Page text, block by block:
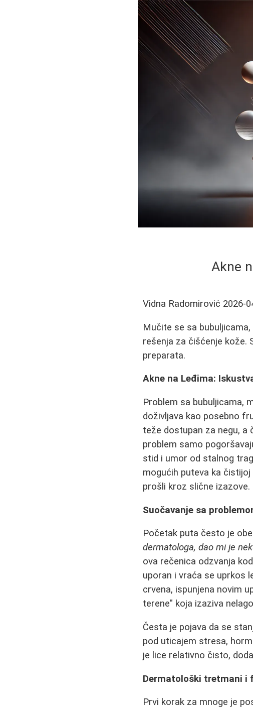
Akne
Vidna Radomirović 2026-
Mučite se sa
rešenja za čišćenje kože.
preparata.
Akne na Leđima:
Problem sa bubuljicama,
doživljava kao posebno
teže dostupan za negu,
problem samo
stid i umor od stalnog
mogućih puteva ka
prošli kroz slične izazove.
Suočavanje sa
Početak puta često je
dermatologa, dao mi je
ova rečenica odzvanja
uporan i vraća se uprkos
crvena, ispunjena novim
terene" koja izaziva
Česta je pojava da se
pod uticajem stresa,
je lice relativno čisto,
Dermatološki tretmani i
Prvi korak za mnoge je